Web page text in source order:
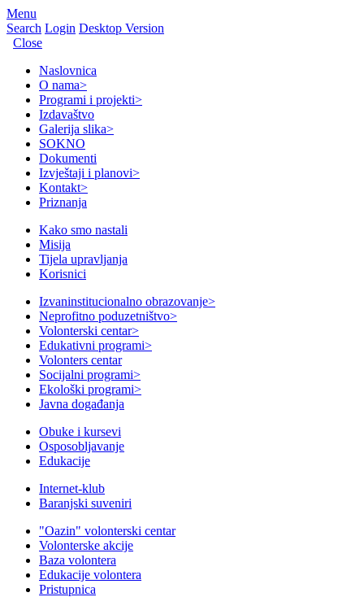
Menu
Search Login Desktop Version
Close
Naslovnica
O nama>
Programi i projekti>
Izdavaštvo
Galerija slika>
SOKNO
Dokumenti
Izvještaji i planovi>
Kontakt>
Priznanja
Kako smo nastali
Misija
Tijela upravljanja
Korisnici
Izvaninstitucionalno obrazovanje>
Neprofitno poduzetništvo>
Volonterski centar>
Edukativni programi>
Volonters centar
Socijalni programi>
Ekološki programi>
Javna događanja
Obuke i kursevi
Osposobljavanje
Edukacije
Internet-klub
Baranjski suveniri
"Oazin" volonterski centar
Volonterske akcije
Baza volontera
Edukacije volontera
Pristupnica